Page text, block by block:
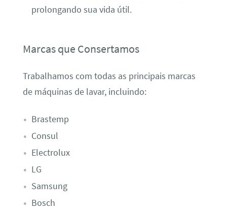
prolongando sua vida útil.
Marcas que Consertamos
Trabalhamos com todas as principais marcas
de máquinas de lavar, incluindo:
Brastemp
Consul
Electrolux
LG
Samsung
Bosch